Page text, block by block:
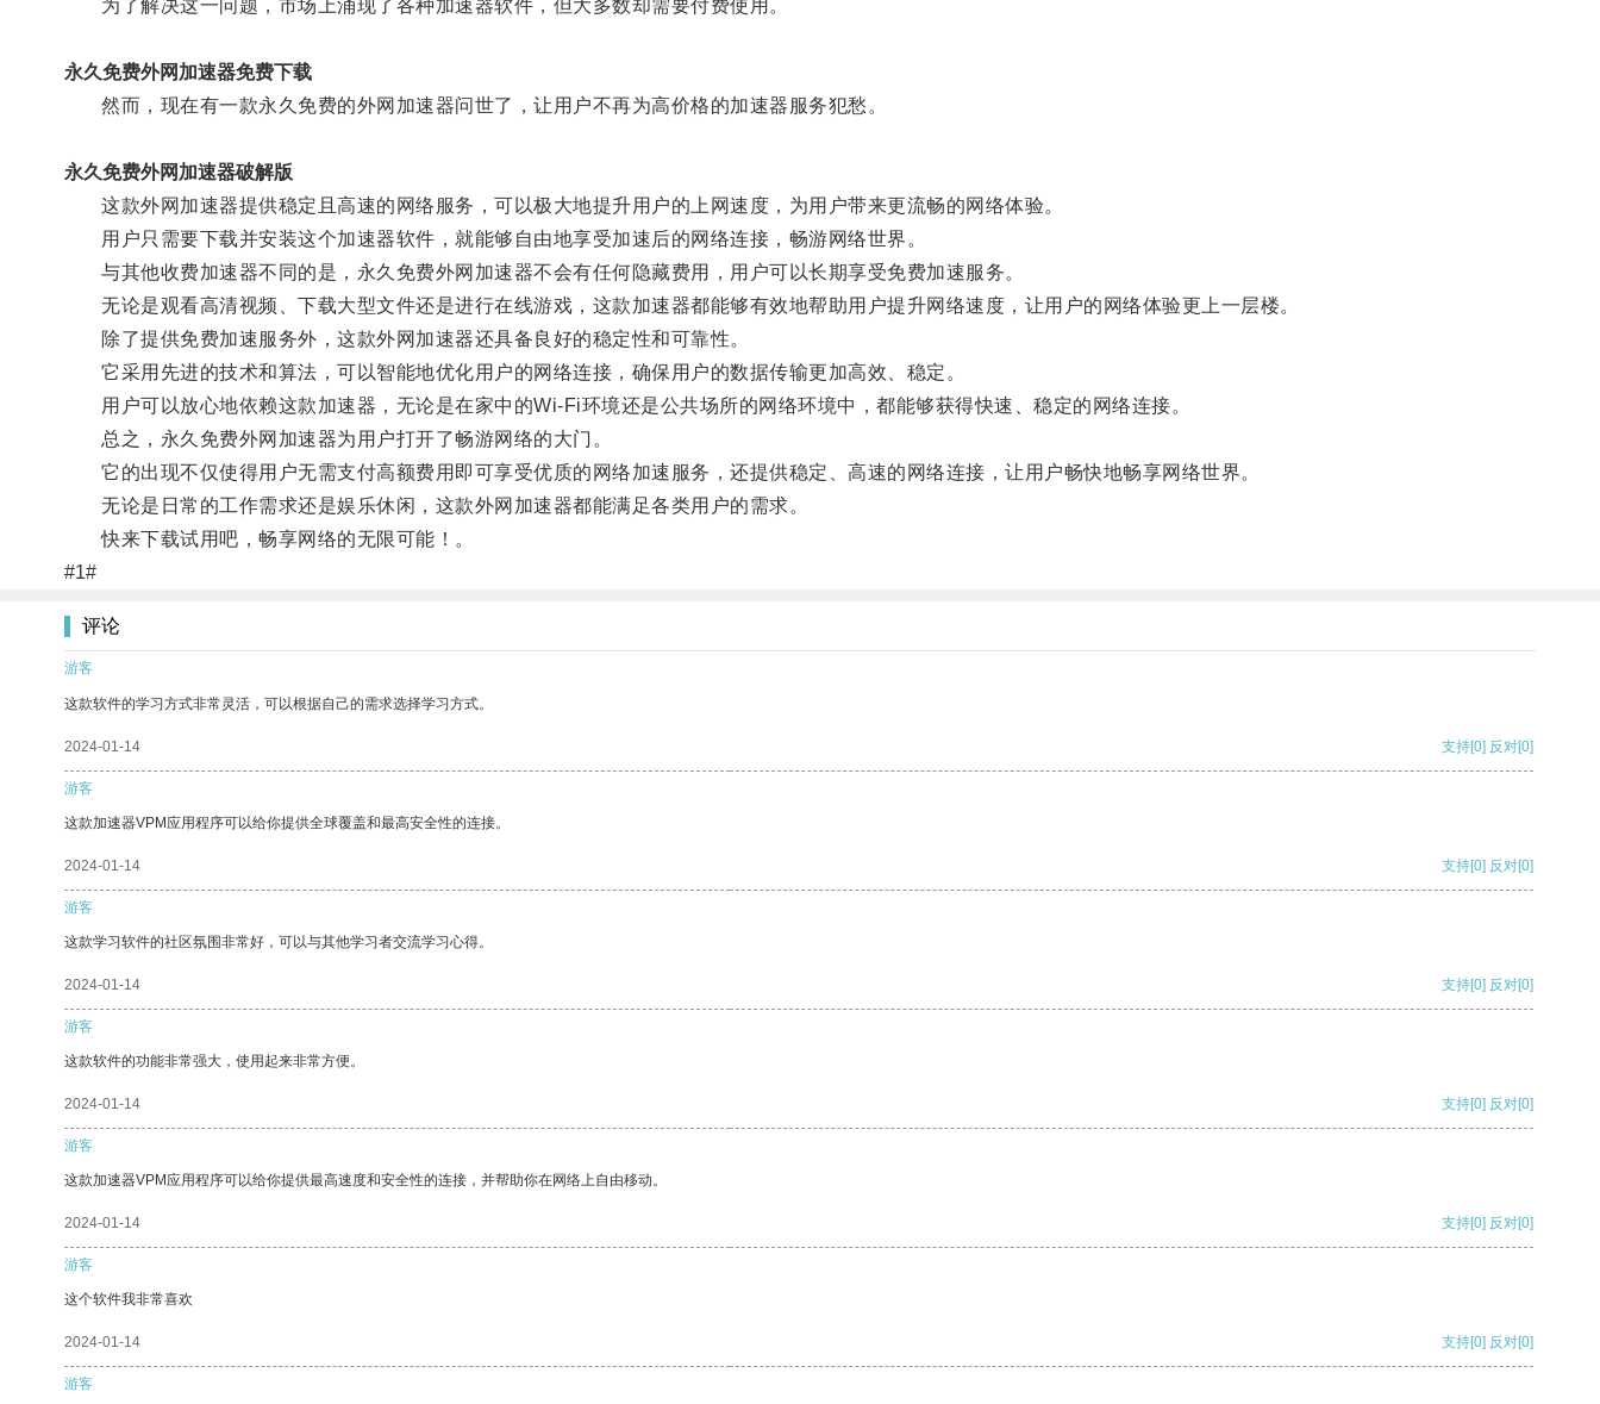
为了解决这一问题，市场上涌现了各种加速器软件，但大多数却需要付费使用。
永久免费外网加速器免费下载
然而，现在有一款永久免费的外网加速器问世了，让用户不再为高价格的加速器服务犯愁。
永久免费外网加速器破解版
这款外网加速器提供稳定且高速的网络服务，可以极大地提升用户的上网速度，为用户带来更流畅的网络体验。
用户只需要下载并安装这个加速器软件，就能够自由地享受加速后的网络连接，畅游网络世界。
与其他收费加速器不同的是，永久免费外网加速器不会有任何隐藏费用，用户可以长期享受免费加速服务。
无论是观看高清视频、下载大型文件还是进行在线游戏，这款加速器都能够有效地帮助用户提升网络速度，让用户的网络体验更上一层楼。
除了提供免费加速服务外，这款外网加速器还具备良好的稳定性和可靠性。
它采用先进的技术和算法，可以智能地优化用户的网络连接，确保用户的数据传输更加高效、稳定。
用户可以放心地依赖这款加速器，无论是在家中的Wi-Fi环境还是公共场所的网络环境中，都能够获得快速、稳定的网络连接。
总之，永久免费外网加速器为用户打开了畅游网络的大门。
它的出现不仅使得用户无需支付高额费用即可享受优质的网络加速服务，还提供稳定、高速的网络连接，让用户畅快地畅享网络世界。
无论是日常的工作需求还是娱乐休闲，这款外网加速器都能满足各类用户的需求。
快来下载试用吧，畅享网络的无限可能！。
#1#
评论
游客
这款软件的学习方式非常灵活，可以根据自己的需求选择学习方式。
2024-01-14 支持[0] 反对[0]
游客
这款加速器VPM应用程序可以给你提供全球覆盖和最高安全性的连接。
2024-01-14 支持[0] 反对[0]
游客
这款学习软件的社区氛围非常好，可以与其他学习者交流学习心得。
2024-01-14 支持[0] 反对[0]
游客
这款软件的功能非常强大，使用起来非常方便。
2024-01-14 支持[0] 反对[0]
游客
这款加速器VPM应用程序可以给你提供最高速度和安全性的连接，并帮助你在网络上自由移动。
2024-01-14 支持[0] 反对[0]
游客
这个软件我非常喜欢
2024-01-14 支持[0] 反对[0]
游客